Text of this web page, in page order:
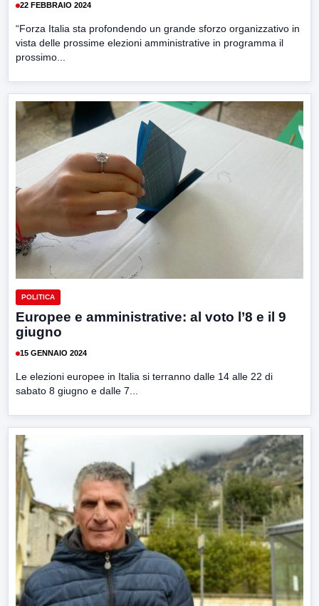
22 FEBBRAIO 2024
“Forza Italia sta profondendo un grande sforzo organizzativo in
vista delle prossime elezioni amministrative in programma il
prossimo...
POLITICA
Europee e amministrative: al voto l’8 e il 9
giugno
15 GENNAIO 2024
Le elezioni europee in Italia si terranno dalle 14 alle 22 di
sabato 8 giugno e dalle 7...